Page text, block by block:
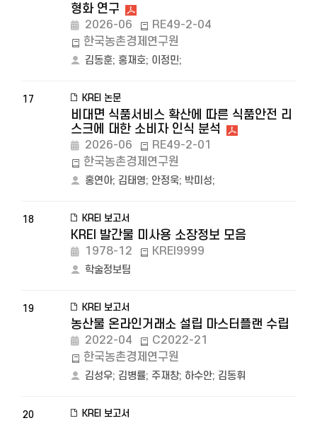
형화 연구
2026-06
RE49-2-04
한국농촌경제연구원
김동훈; 홍재호; 이정민;
17 KREI 논문
비대면 식품서비스 확산에 따른 식품안전 리
스크에 대한 소비자 인식 분석
2026-06
RE49-2-01
한국농촌경제연구원
홍연아; 김태영; 안정욱; 박미성;
18 KREI 보고서
KREI 발간물 미사용 소장정보 모음
1978-12 KREI9999
학술정보팀
19 KREI 보고서
농산물 온라인거래소 설립 마스터플랜 수립
2022-04
C2022-21
한국농촌경제연구원
김성우; 김병률; 주재창; 하수안; 김동휘
20 KREI 보고서